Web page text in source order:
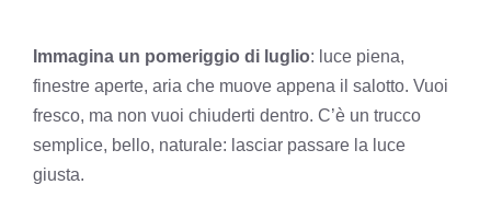
Immagina un pomeriggio di luglio: luce piena,
finestre aperte, aria che muove appena il salotto. Vuoi
fresco, ma non vuoi chiuderti dentro. C’è un trucco
semplice, bello, naturale: lasciar passare la luce
giusta.